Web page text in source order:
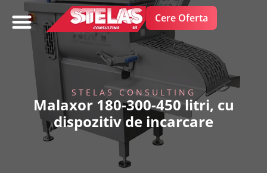
Cere Oferta
STELAS CONSULTING
Malaxor 180-300-450 litri, cu
dispozitiv de incarcare